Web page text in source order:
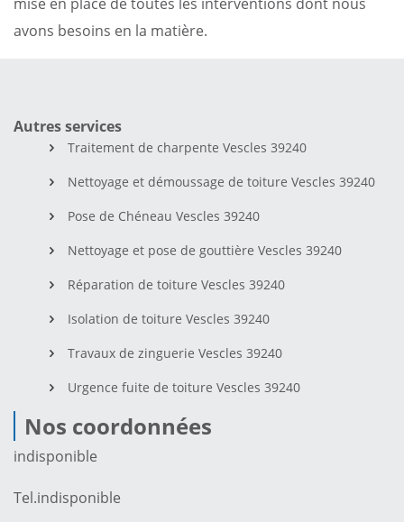
avons besoins en la matière.
Autres services
Traitement de charpente Vescles 39240
Nettoyage et démoussage de toiture Vescles 39240
Pose de Chéneau Vescles 39240
Nettoyage et pose de gouttière Vescles 39240
Réparation de toiture Vescles 39240
Isolation de toiture Vescles 39240
Travaux de zinguerie Vescles 39240
Urgence fuite de toiture Vescles 39240
Nos coordonnées
indisponible
Tel.indisponible